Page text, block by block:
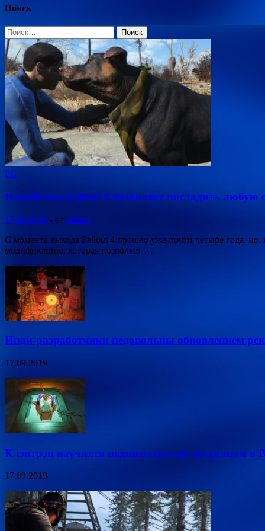
Поиск
Найти:
PC
Новый мод Fallout 4 позволяет погладить любую
17.09.2019 - от admin
С момента выхода Fallout 4 прошло уже почти четыре года, но,
модификацию, которая позволяет …
Инди-разработчики недовольны обновлением
17.09.2019
Клэптрэп научился подниматься по лестницам в
17.09.2019